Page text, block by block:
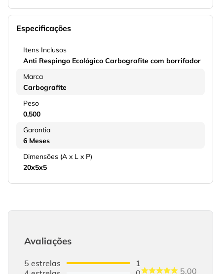
Especificações
Itens Inclusos
Anti Respingo Ecológico Carbografite com borrifador
Marca
Carbografite
Peso
0,500
Garantia
6 Meses
Dimensões (A x L x P)
20x5x5
Avaliações
5estrelas
1
5.00